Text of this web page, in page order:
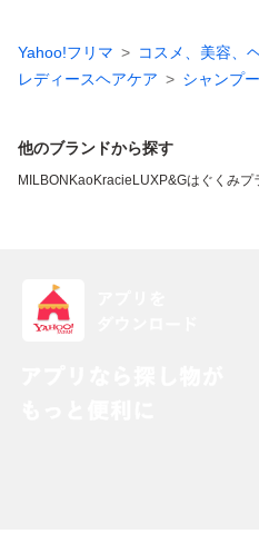
Yahoo!フリマ
コスメ、美容、
レディースヘアケア
シャンプー
他のブランドから探す
MILBON KaoKracie LUXP&Gはぐくみプ